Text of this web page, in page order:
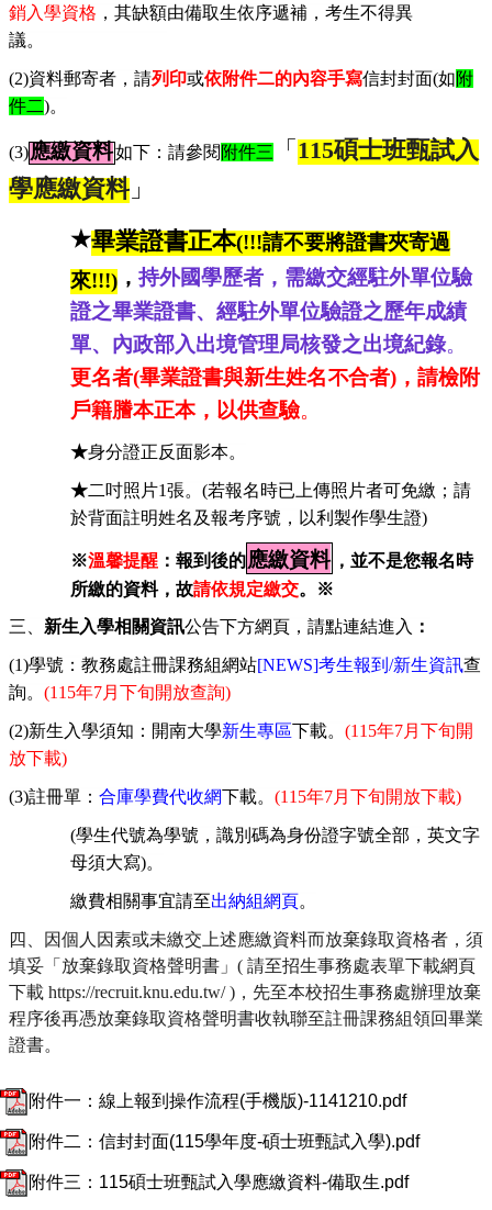
銷入學資格 ，其缺額由備取生依序遞補，考生不得異
議。
(2)資料郵寄者，請列印或依附件二的內容手寫信封封面(如附
件二)。
(3)應繳資料如下：請參閱 附件三「 115碩士班甄試入
學應繳資料 」
★畢業證書正本(!!!請不要將證書夾寄過
來!!!) ， 持外國學歷者，需繳交經駐外單位驗
證之畢業證書、經駐外單位驗證之歷年成績
單、內政部入出境管理局核發之出境紀錄。
更名者(畢業證書與新生姓名不合者)，請檢附
戶籍謄本正本，以供查驗。
★身分證正反面影本。
★二吋照片1張。 (若報名時已上傳照片者可免繳；請
於背面註明姓名及報考序號，以利製作學生證)
※溫馨提醒 ：報到後的應繳資料 ，並不是您報名時
所繳的資料，故請依規定繳交。※
三、 新生入學相關資訊公告下方網頁，請點連結進入 ：
(1)學號：教務處註冊課務組網站[NEWS]考生報到 /新生資訊查
詢。 (115年7月 下旬開放查詢)
(2)新生入學須知：開南大學新生專區下載。 (115年7月下旬開
放下載)
(3)註冊單： 合庫學費代收網下載。 (115年7月 下旬開放下載)
(學生代號為學號，識別碼為身份證字號全部，英文字
母須大寫)。
繳費相關事宜請至出納組網頁。
四、因個人因素或未繳交上述應繳資料而放棄錄取資格者，須
填妥「放棄錄取資格聲明書」( 請至招生事務處表單下載網頁
下載 https://recruit.knu.edu.tw/ )，先至本校招生事務處辦理放棄
程序後再憑放棄錄取資格聲明書收執聯至註冊課務組領回畢業
證書。
附件一：線上報到操作流程(手機版)-1141210.pdf
附件二：信封封面(115學年度-碩士班甄試入學).pdf
附件三：115碩士班甄試入學應繳資料-備取生.pdf